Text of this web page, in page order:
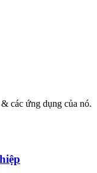
các ứng dụng của nó.